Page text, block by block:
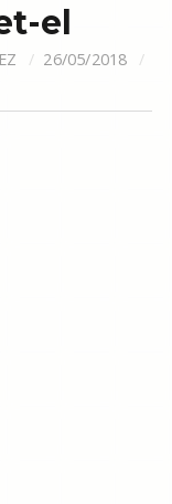
el
26/05/2018